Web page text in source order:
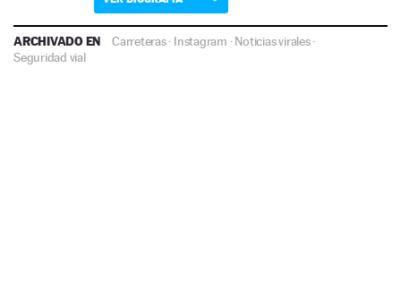
ARCHIVADO EN Carreteras· Instagram ·Noticias virales·
Seguridad vial